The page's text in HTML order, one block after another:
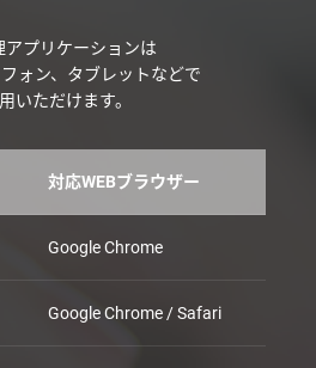
アプリケーションは
ォン、タブレットなどで
いただけます。
対応WEBブラウザー
Google Chrome
Google Chrome / Safari